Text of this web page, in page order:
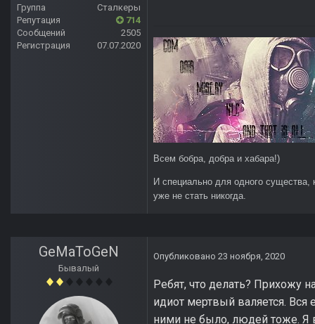
Группа
Сталкеры
Репутация
714
Сообщений
2505
Регистрация
07.07.2020
Всем бобра, добра и хабара!)
И специально для одного
уже не стать никогда.
GeMaToGeN
Бывалый
Опубликовано 23 ноября, 2020
Ребят, что делать? Прихожу
идиот мертвый валяется. Вся
ними не было, людей тоже. Я